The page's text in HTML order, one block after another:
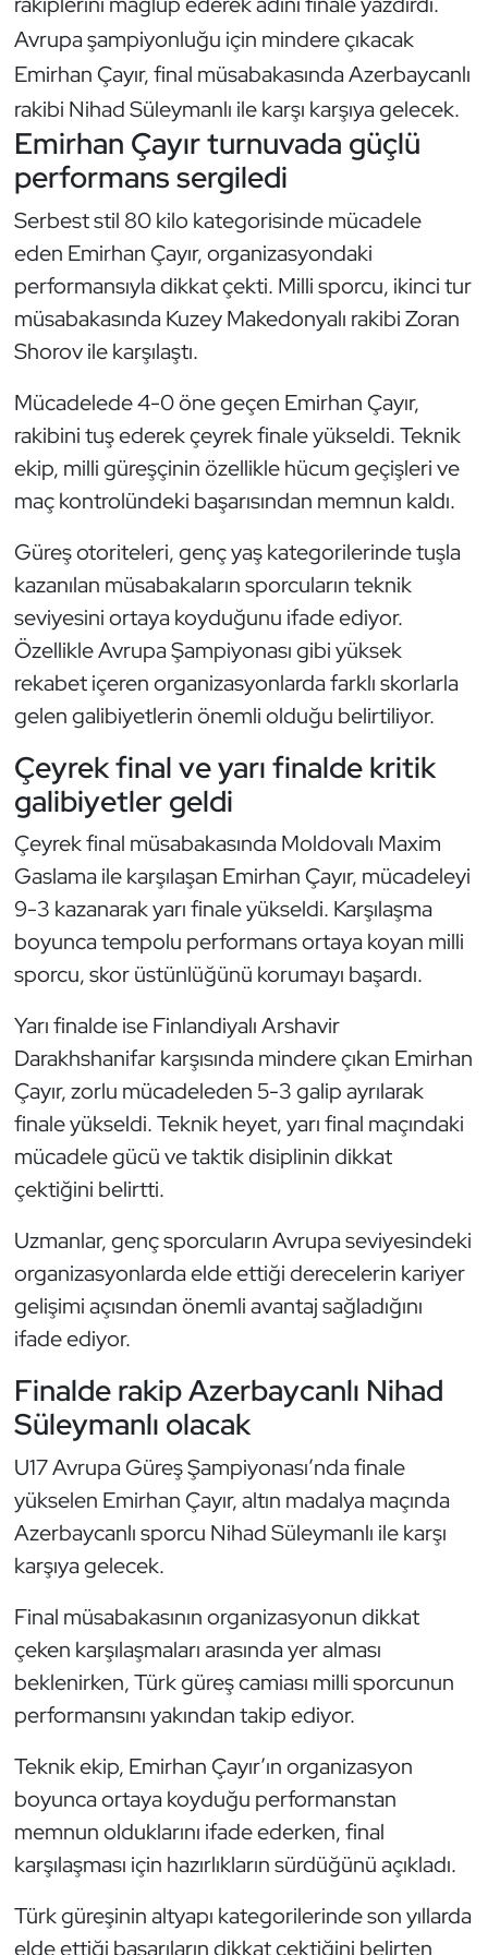
Avrupa şampiyonluğu için mindere çıkacak
Emirhan Çayır, final müsabakasında Azerbaycanlı
rakibi Nihad Süleymanlı ile karşı karşıya gelecek.
Emirhan Çayır turnuvada güçlü
performans sergiledi
Serbest stil 80 kilo kategorisinde mücadele
eden Emirhan Çayır, organizasyondaki
performansıyla dikkat çekti. Milli sporcu, ikinci tur
müsabakasında Kuzey Makedonyalı rakibi Zoran
Shorov ile karşılaştı.
Mücadelede 4-0 öne geçen Emirhan Çayır,
rakibini tuş ederek çeyrek finale yükseldi. Teknik
ekip, milli güreşçinin özellikle hücum geçişleri ve
maç kontrolündeki başarısından memnun kaldı.
Güreş otoriteleri, genç yaş kategorilerinde tuşla
kazanılan müsabakaların sporcuların teknik
seviyesini ortaya koyduğunu ifade ediyor.
Özellikle Avrupa Şampiyonası gibi yüksek
rekabet içeren organizasyonlarda farklı skorlarla
gelen galibiyetlerin önemli olduğu belirtiliyor.
Çeyrek final ve yarı finalde kritik
galibiyetler geldi
Çeyrek final müsabakasında Moldovalı Maxim
Gaslama ile karşılaşan Emirhan Çayır, mücadeleyi
9-3 kazanarak yarı finale yükseldi. Karşılaşma
boyunca tempolu performans ortaya koyan milli
sporcu, skor üstünlüğünü korumayı başardı.
Yarı finalde ise Finlandiyalı Arshavir
Darakhshanifar karşısında mindere çıkan Emirhan
Çayır, zorlu mücadeleden 5-3 galip ayrılarak
finale yükseldi. Teknik heyet, yarı final maçındaki
mücadele gücü ve taktik disiplinin dikkat
çektiğini belirtti.
Uzmanlar, genç sporcuların Avrupa seviyesindeki
organizasyonlarda elde ettiği derecelerin kariyer
gelişimi açısından önemli avantaj sağladığını
ifade ediyor.
Finalde rakip Azerbaycanlı Nihad
Süleymanlı olacak
U17 Avrupa Güreş Şampiyonası’nda finale
yükselen Emirhan Çayır, altın madalya maçında
Azerbaycanlı sporcu Nihad Süleymanlı ile karşı
karşıya gelecek.
Final müsabakasının organizasyonun dikkat
çeken karşılaşmaları arasında yer alması
beklenirken, Türk güreş camiası milli sporcunun
performansını yakından takip ediyor.
Teknik ekip, Emirhan Çayır’ın organizasyon
boyunca ortaya koyduğu performanstan
memnun olduklarını ifade ederken, final
karşılaşması için hazırlıkların sürdüğünü açıkladı.
Türk güreşinin altyapı kategorilerinde son yıllarda
elde ettiği başarıların dikkat çektiğini belirten
Güreş
Halter
Hava Sporları
Hentbol
İşitme Engelli Sporcular
Judo ve Kuraş
Kano ve Rafting
Karate
Kayak
Kempo
Kick Boks
Kürek
Masa Tenisi
Modern Pentatlon
Motor Sporları
Muay Thai
Optimist
Özel Sporcular
Paralimpik
Ragbi
Satranç
Su Topu
Sualtı Sporları
Tekvando
Tenis
Triatlon
Voleybol
Vücut Geliştirme Fitness
Wushu Kungfu